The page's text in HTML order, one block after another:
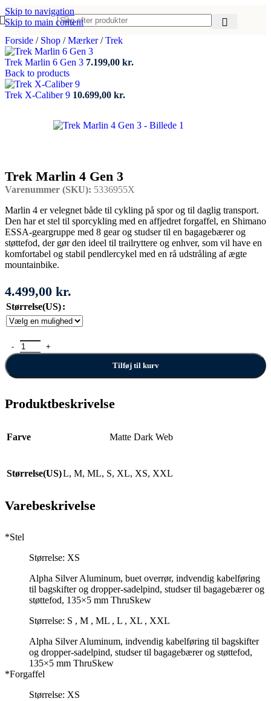
Skip to navigation
Skip to main content
Forside / Shop / Mærker/ Trek
Trek Marlin 6 Gen 3 7.199,00 kr.
Back to products
Trek X-Caliber 9 10.699,00 kr.
Trek Marlin 4 Gen 3
Varenummer (SKU): 5336955X
Marlin 4 er velegnet både til cykling på spor og til daglig transport.
Den har et stel til sporcykling med en affjedret forgaffel, en Shimano
ESSA-geargruppe med 8 gear og studser til en bagagebærer og
støttefod, der gør den ideel til trailryttere og enhver, som vil have en
komfortabel og stabil pendlercykel med en rå udstråling af ægte
mountainbike.
4.499,00 kr.
Størrelse(US)
Trek Marlin 4 Gen 3 antal
Tilføj til kurv
Produktbeskrivelse
Farve Matte Dark Web
Størrelse(US)L, M, ML, S, XL, XS, XXL
Varebeskrivelse
*Stel
Størrelse: XS
Alpha Silver Aluminum, buet overrør, indvendig kabelføring
til bagskifter og dropper-sadelpind, studser til bagagebærer og
støttefod, 135×5 mm ThruSkew
Størrelse: S , M , ML , L , XL , XXL
Alpha Silver Aluminum, indvendig kabelføring til bagskifter
og dropper-sadelpind, studser til bagagebærer og støttefod,
135×5 mm ThruSkew
*Forgaffel
Størrelse: XS